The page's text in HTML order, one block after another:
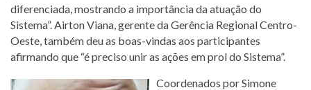
diferenciada, mostrando a importância da atuação do
Sistema”. Airton Viana, gerente da Gerência Regional Centro-
Oeste, também deu as boas-vindas aos participantes
afirmando que “é preciso unir as ações em prol do Sistema”.
Coordenados por Simone